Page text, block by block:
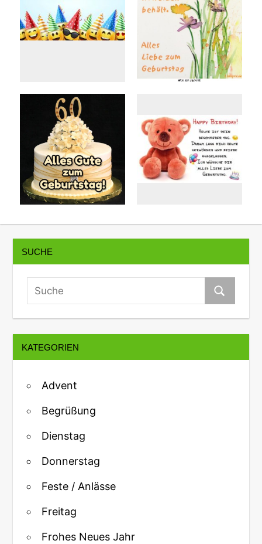
SUCHE
KATEGORIEN
Advent
Begrüßung
Dienstag
Donnerstag
Feste / Anlässe
Freitag
Frohes Neues Jahr